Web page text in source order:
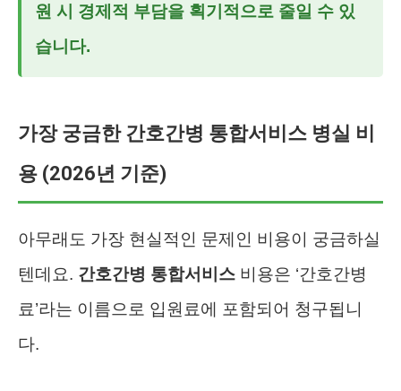
원 시 경제적 부담을 획기적으로 줄일 수 있
습니다.
가장 궁금한 간호간병 통합서비스 병실 비
용 (2026년 기준)
아무래도 가장 현실적인 문제인 비용이 궁금하실
텐데요. 간호간병 통합서비스 비용은 ‘간호간병
료’라는 이름으로 입원료에 포함되어 청구됩니
다.